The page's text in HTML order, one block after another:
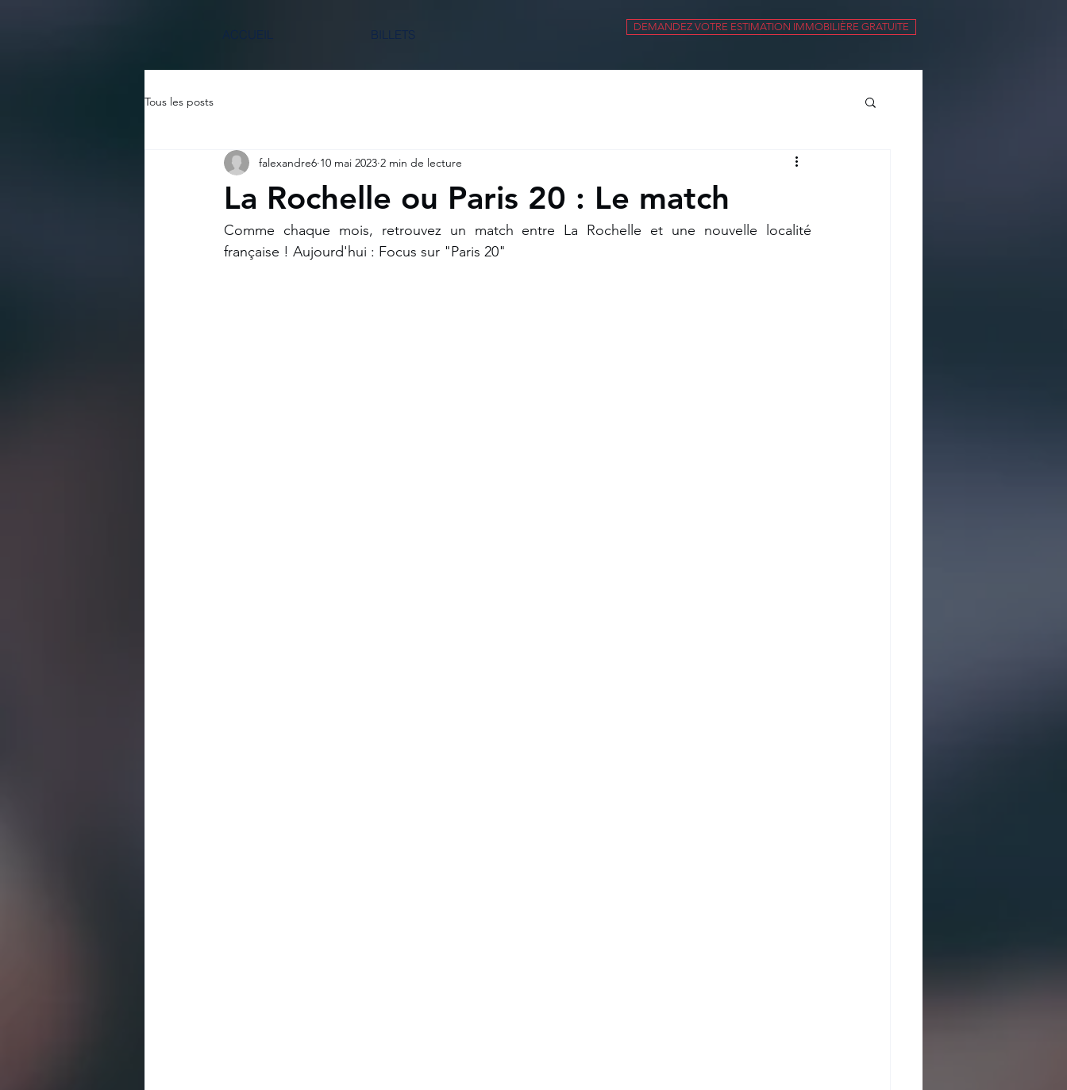
ACCUEIL BILLETS
DEMANDEZ VOTRE ESTIMATION IMMOBILIÈRE GRATUITE
Tous les posts
La Rochelle ou Paris 20 : Le match
falexandre6 10 mai 2023 2 min de lecture
Comme chaque mois, retrouvez un match entre La Rochelle et une nouvelle localité
française ! Aujourd'hui : Focus sur "Paris 20"